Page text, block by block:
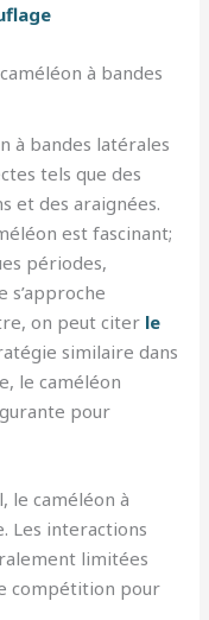
à bandes
à bandes latérales
tels que des
et des araignées.
est fascinant;
périodes,
s’approche
on peut citer le
similaire dans
le caméléon
pour
le caméléon à
Les interactions
limitées
compétition pour